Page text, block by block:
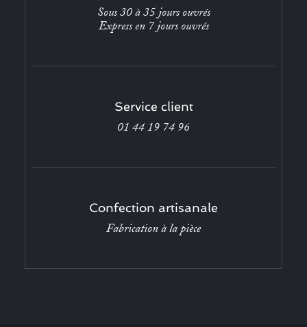
Sous 30 à 35 jours ouvrés
Express en 7 jours ouvrés
Service client
01 44 19 74 96
Confection artisanale
Fabrication à la pièce